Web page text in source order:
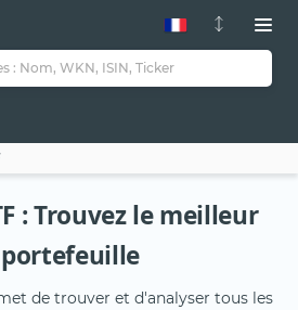
: Trouvez le meilleur
portefeuille
de trouver et d'analyser tous les